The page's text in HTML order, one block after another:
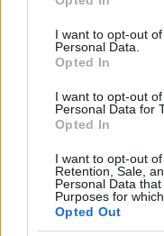
use your data for
consent section.
I want to opt-out
Personal Data.
Opted In
I want to opt-out
Personal Data for
Opted In
I want to opt-out
Retention, Sale,
Personal Data
Purposes for
Opted Out
„Csonka
érzés"
mtothorsi•2020. július 15.
Megtartotta